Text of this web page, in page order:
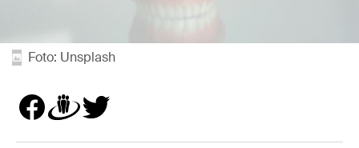
Foto: Unsplash